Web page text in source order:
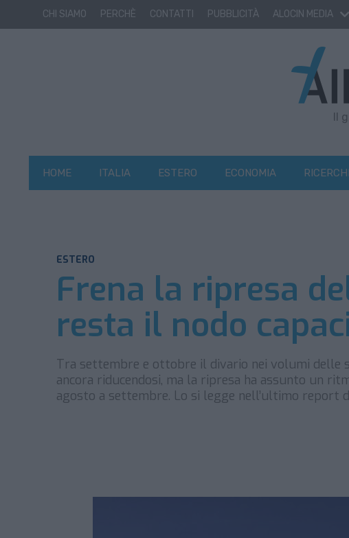
CHI SIAMO PERCHÈ CONTATTI PUBBLICITÀ ALOCIN MEDIA
Il
HOME ITALIA ESTERO ECONOMIA
ESTERO
Frena la ripresa
resta il nodo
Tra settembre e ottobre il divario nei volumi delle
ancora riducendosi, ma la ripresa ha assunto un
agosto a settembre. Lo si legge nell’ultimo report